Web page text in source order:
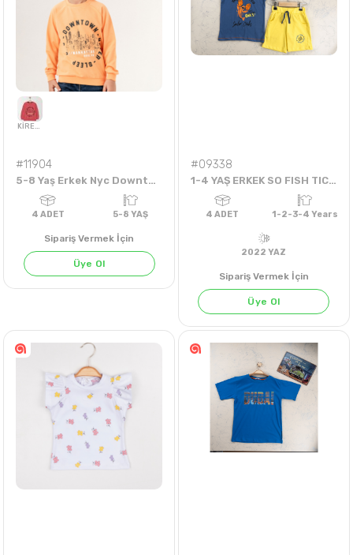
Nasıl Sipariş Veririm?
Öğren
#11904
5-8 Yaş Erkek Nyc Downtown Never Yazılı Sweat
4ADET 5-8 YAŞ
Sipariş Vermek İçin
Üye Ol
#09338
1-4 YAŞ ERKEK SO FISH TICATED YENGEÇLİ ŞORTLU TAKIM
4ADET 1-2-3-4
2022 YAZ
Sipariş Vermek İçin
Üye Ol